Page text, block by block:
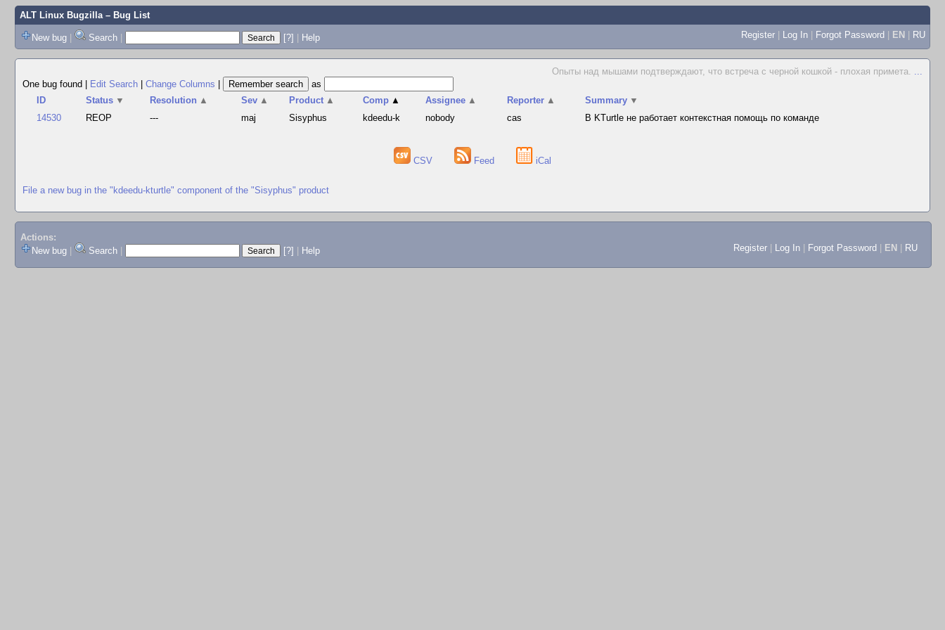
ALT Linux Bugzilla– Bug List
New bug | Search | [?] | Help Register | Log In | Forgot Password | EN | RU
Опыты над мышами подтверждают, что встреча с черной кошкой - плохая примета. ...
One bug found
Edit Search Change Columns
as
ID
Status ▼ Resolution ▲ Sev ▲ Product ▲ Comp ▲ Assignee ▲ Reporter ▲ Summary ▼
14530
REOP --- maj Sisyphus kdeedu-k nobody cas В KTurtle не работает контекстная помощь по команде
CSV Feed iCal
File a new bug in the "kdeedu-kturtle" component of the "Sisyphus" product
Actions:
New bug
Search [?] Help Register Log In Forgot Password EN RU